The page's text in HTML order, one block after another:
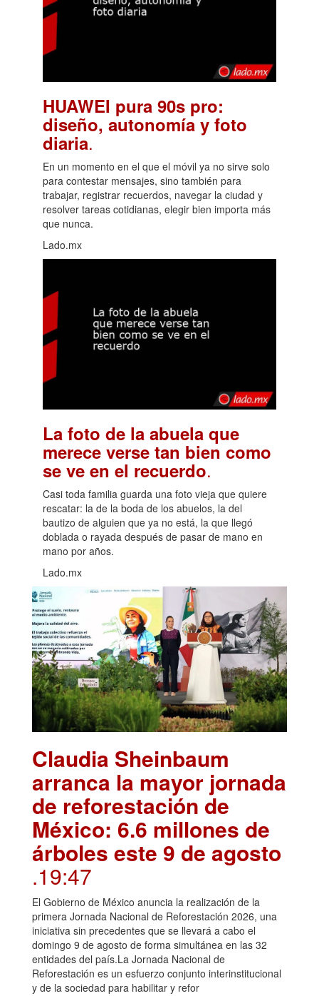
HUAWEI pura 90s pro:
diseño, autonomía y foto
diaria.
En un momento en el que el móvil ya no sirve solo
para contestar mensajes, sino también para
trabajar, registrar recuerdos, navegar la ciudad y
resolver tareas cotidianas, elegir bien importa más
que nunca.
Lado.mx
La foto de la abuela que
merece verse tan bien como
se ve en el recuerdo.
Casi toda familia guarda una foto vieja que quiere
rescatar: la de la boda de los abuelos, la del
bautizo de alguien que ya no está, la que llegó
doblada o rayada después de pasar de mano en
mano por años.
Lado.mx
Claudia Sheinbaum
arranca la mayor jornada
de reforestación de
México: 6.6 millones de
árboles este 9 de agosto
.19:47
El Gobierno de México anuncia la realización de la
primera Jornada Nacional de Reforestación 2026, una
iniciativa sin precedentes que se llevará a cabo el
domingo 9 de agosto de forma simultánea en las 32
entidades del país.La Jornada Nacional de
Reforestación es un esfuerzo conjunto interinstitucional
y de la sociedad para habilitar y refor